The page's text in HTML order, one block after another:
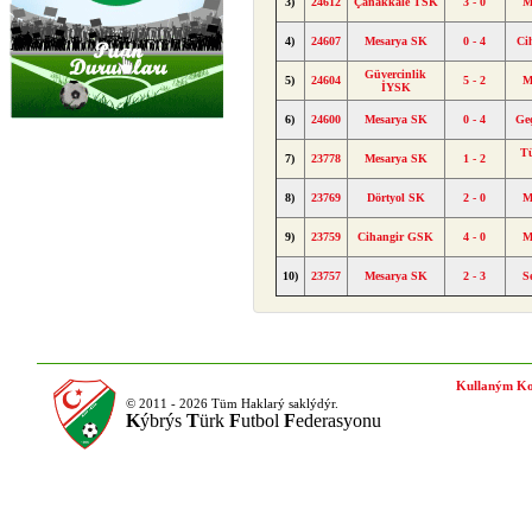
4) 24607 Mesarya SK 0 - 4
5) 24604
Güvercinlik
İYSK
5 - 2
6) 24600 Mesarya SK 0 - 4
7) 23778 Mesarya SK 1 - 2
8) 23769 Dörtyol SK 2 - 0
9) 23759 Cihangir GSK 4 - 0
10) 23757 Mesarya SK 2 - 3
© 2011 - 2026 Tüm Haklarý saklýdýr.
Kýbrýs Türk Futbol Federasyonu
Kullaným